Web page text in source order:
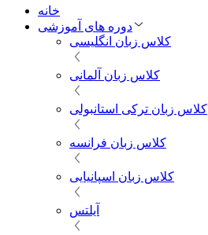
خانه
دوره های آموزشی
کلاس زبان انگلیسی
کلاس زبان آلمانی
کلاس زبان ترکی استانبولی
کلاس زبان فرانسه
کلاس زبان اسپانیایی
آیلتس